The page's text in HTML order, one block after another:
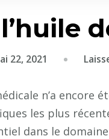
22, 2021
n’a encore
les plus
dans le